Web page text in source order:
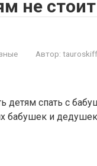
не
Автор: tauroskiff
детям спать с
бабушек и